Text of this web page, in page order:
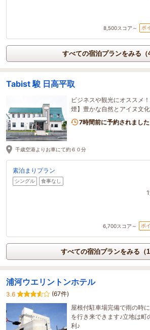
8,500スコア～ ポ
すべての宿泊プランをみる（4
Tabist 駿 日高平取
ビジネスや観光にオススメ
煙】豊かな自然とアイヌ文化
7時間前に予約されました
千歳空港よりお車にて約６０分
素泊まりプラン
シングル 食事なし
6,700スコア～ ポ
すべての宿泊プランをみる（
浦河ウエリントンホテル
3.6
(67件)
屋根付駐車場完備で雨の時
を行き来できます♪立地は町
利♪